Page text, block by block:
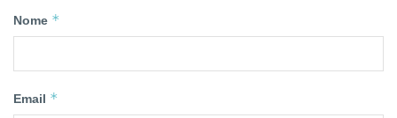
Nome *
Email *